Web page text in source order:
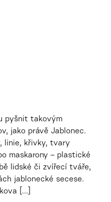
pyšnit takovým
jako právě Jablonec.
linie, křivky, tvary
maskarony – plastické
lidské či zvířecí tváře,
jablonecké secese.
[...]